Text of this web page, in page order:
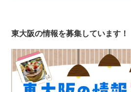
東大阪の情報を募集しています！